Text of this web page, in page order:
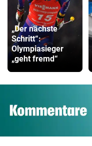
„Der nächste
Schritt“:
Olympiasieger
„geht fremd“